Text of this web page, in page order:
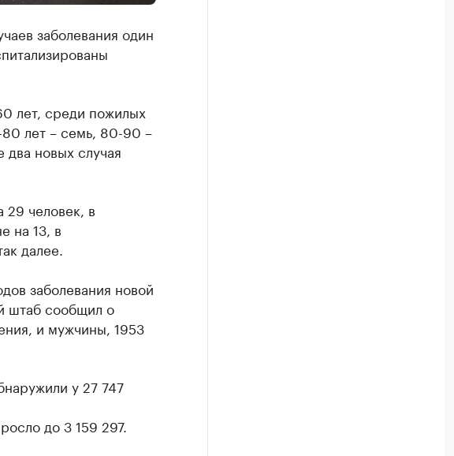
заболевания один
лет, среди пожилых
лет – семь, 80-90 –
новых случая
29 человек, в
на 13, в
далее.
заболевания новой
штаб сообщил о
и мужчины, 1953
у 27 747
до 3 159 297.